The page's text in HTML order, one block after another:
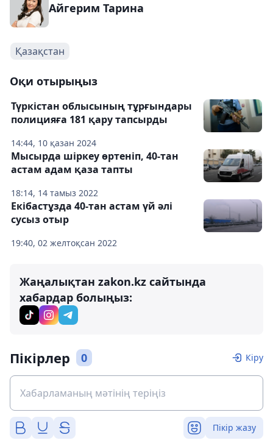
Айгерим Тарина
Қазақстан
Оқи отырыңыз
14:44, 10 қазан 2024
Түркістан облысының тұрғындары
полицияға 181 қару тапсырды
18:14, 14 тамыз 2022
Мысырда шіркеу өртеніп, 40-тан
астам адам қаза тапты
19:40, 02 желтоқсан 2022
Екібастұзда 40-тан астам үй әлі
сусыз отыр
Жаңалықтан zakon.kz сайтында
хабардар болыңыз:
Пікірлер 0 Кіру
Пікір жазу